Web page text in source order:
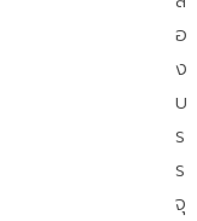
อ
ง
บ
ร
ร
จุ